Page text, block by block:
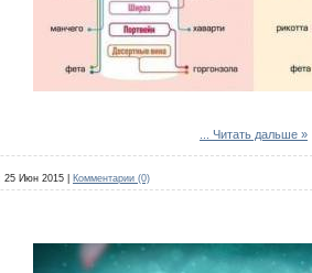
Читать дальше »
25 Июн 2015 Комментарии (0)